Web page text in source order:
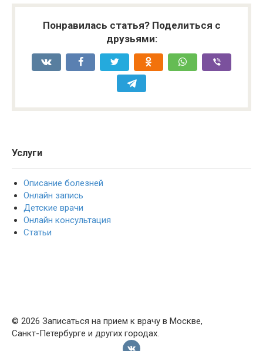
Понравилась статья? Поделиться с
друзьями:
Услуги
Описание болезней
Онлайн запись
Детские врачи
Онлайн консультация
Статьи
© 2026 Записаться на прием к врачу в Москве,
Санкт-Петербурге и других городах.